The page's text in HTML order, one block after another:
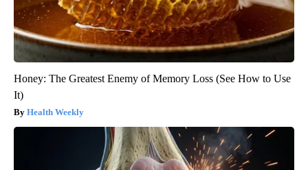
Honey: The Greatest Enemy of Memory Loss (See How to Use
It)
Health Weekly